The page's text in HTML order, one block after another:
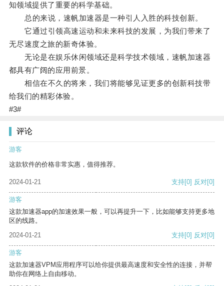
知领域提供了重要的科学基础。
总的来说，速帆加速器是一种引人入胜的科技创新。
它通过引领高速运动和未来科技的发展，为我们带来了
无尽速度之旅的新奇体验。
无论是在娱乐休闲领域还是科学技术领域，速帆加速器
都具有广阔的应用前景。
相信在不久的将来，我们将能够见证更多的创新科技带
给我们的精彩体验。
#3#
评论
游客
这款软件的价格非常实惠，值得推荐。
2024-01-21 支持[0] 反对[0]
游客
这款加速器app的加速效果一般，可以再提升一下，比如能够支持更多地
区的线路。
2024-01-21
支持[0] 反对[0]
游客
这款加速器VPM应用程序可以给你提供最高速度和安全性的连接，并帮
助你在网络上自由移动。